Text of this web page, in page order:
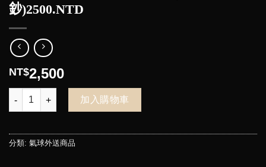
鈔)2500.NTD
NT$2,500
24吋日本泡泡球+驚喜抱抱筒(可放入紙鈔)2500.NTD 數量
加入購物車
分類: 氣球外送商品